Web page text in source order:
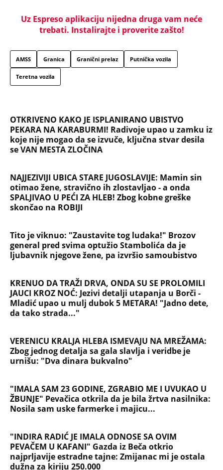
Uz Espreso aplikaciju nijedna druga vam neće
trebati. Instalirajte i proverite zašto!
AMSS Granica Granični prelaz Putnička vozila
Teretna vozila
OTKRIVENO KAKO JE ISPLANIRANO UBISTVO
PEKARA NA KARABURMI! Radivoje upao u zamku iz
koje nije mogao da se izvuče, ključna stvar desila
se VAN MESTA ZLOČINA
NAJJEZIVIJI UBICA STARE JUGOSLAVIJE: Mamin sin
otimao žene, stravično ih zlostavljao - a onda
SPALJIVAO U PEĆI ZA HLEB! Zbog kobne greške
skončao na ROBIJI
Tito je viknuo: "Zaustavite tog ludaka!" Brozov
general pred svima optužio Stambolića da je
ljubavnik njegove žene, pa izvršio samoubistvo
KRENUO DA TRAŽI DRVA, ONDA SU SE PROLOMILI
JAUCI KROZ NOĆ: Jezivi detalji utapanja u Borči -
Mladić upao u mulj dubok 5 METARA! "Jadno dete,
da tako strada..."
VERENICU KRALJA HLEBA ISMEVAJU NA MREŽAMA:
Zbog jednog detalja sa gala slavlja i veridbe je
urnišu: "Dva dinara bukvalno"
"IMALA SAM 23 GODINE, ZGRABIO ME I UVUKAO U
ŽBUNJE" Pevačica otkrila da je bila žrtva nasilnika:
Nosila sam uske farmerke i majicu...
"INDIRA RADIĆ JE IMALA ODNOSE SA OVIM
PEVAČEM U KAFANI" Gazda iz Beča otkrio
najprljavije estradne tajne: Zmijanac mi je ostala
dužna za kiriju 250.000